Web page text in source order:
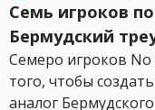
Семь игроков
Бермудский
Семеро игроков No
того, чтобы
аналог